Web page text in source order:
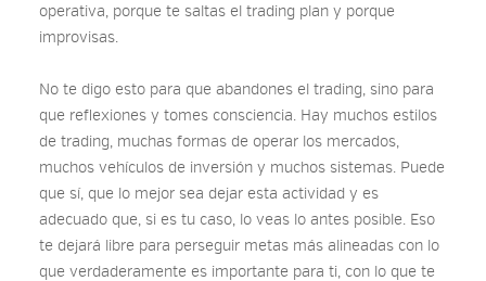
operativa, porque te saltas el trading plan y porque
improvisas.
No te digo esto para que abandones el trading, sino para
que reflexiones y tomes consciencia. Hay muchos estilos
de trading, muchas formas de operar los mercados,
muchos vehículos de inversión y muchos sistemas. Puede
que sí, que lo mejor sea dejar esta actividad y es
adecuado que, si es tu caso, lo veas lo antes posible. Eso
te dejará libre para perseguir metas más alineadas con lo
que verdaderamente es importante para ti, con lo que te